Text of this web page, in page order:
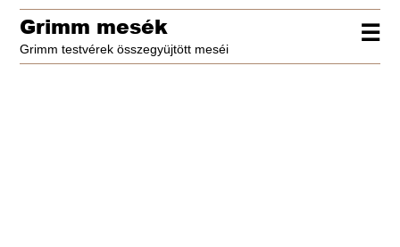
☰
Grimm mesék
Grimm testvérek összegyüjtött meséi